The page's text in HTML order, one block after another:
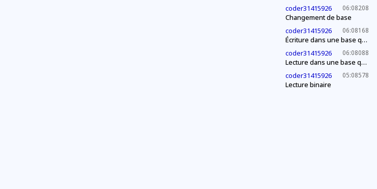
06:08208
coder31415926
Changement de base
06:08168
coder31415926
Écriture dans une base quelconque
06:08088
coder31415926
Lecture dans une base quelconque
05:08578
coder31415926
Lecture binaire